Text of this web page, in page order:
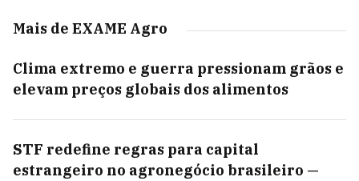
Mais de EXAME Agro
Clima extremo e guerra pressionam grãos e
elevam preços globais dos alimentos
STF redefine regras para capital
estrangeiro no agronegócio brasileiro —